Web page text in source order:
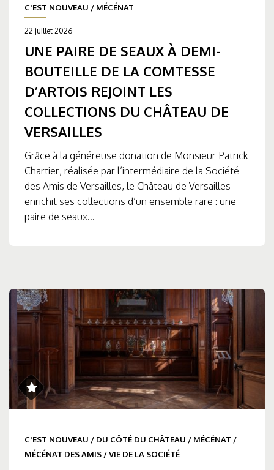
C'EST NOUVEAU / MÉCÉNAT
22 juillet 2026
UNE PAIRE DE SEAUX À DEMI-
BOUTEILLE DE LA COMTESSE
D’ARTOIS REJOINT LES
COLLECTIONS DU CHÂTEAU DE
VERSAILLES
Grâce à la généreuse donation de Monsieur Patrick
Chartier, réalisée par l’intermédiaire de la Société
des Amis de Versailles, le Château de Versailles
enrichit ses collections d’un ensemble rare : une
paire de seaux...
C'EST NOUVEAU / DU CÔTÉ DU CHÂTEAU / MÉCÉNAT /
MÉCÉNAT DES AMIS /VIE DE LA SOCIÉTÉ